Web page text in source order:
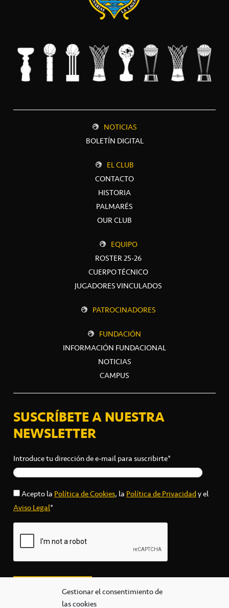
Gestionar el consentimiento de
las cookies
NOTICIAS
BOLETÍN DIGITAL
EL CLUB
CONTACTO
HISTORIA
PALMARÉS
OUR CLUB
EQUIPO
ROSTER 25-26
CUERPO TÉCNICO
JUGADORES VINCULADOS
PATROCINADORES
FUNDACIÓN
INFORMACIÓN FUNDACIONAL
NOTICIAS
CAMPUS
SUSCRÍBETE A NUESTRA
NEWSLETTER
Introduce tu dirección de e-mail para suscribirte*
Acepto laPolítica de Cookies, laPolítica de Privacidady el
Aviso Legal*